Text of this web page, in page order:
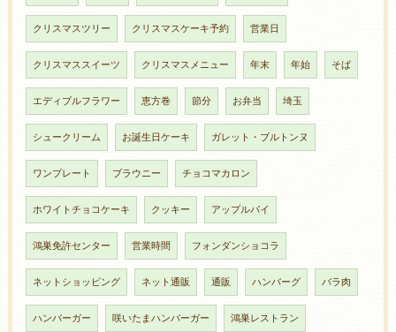
クリスマスツリー クリスマスケーキ予約 営業日
クリスマススイーツ クリスマスメニュー 年末 年始 そば
エディブルフラワー 恵方巻 節分 お弁当 埼玉
シュークリーム お誕生日ケーキ ガレット・ブルトンヌ
ワンプレート ブラウニー チョコマカロン
ホワイトチョコケーキ クッキー アップルパイ
鴻巣免許センター 営業時間 フォンダンショコラ
ネットショッピング ネット通販 通販 ハンバーグ バラ肉
ハンバーガー 咲いたまハンバーガー 鴻巣レストラン